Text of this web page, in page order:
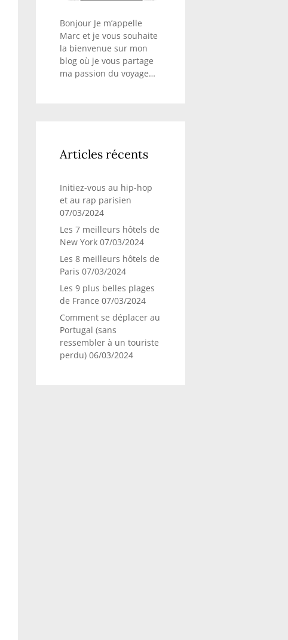
Bonjour Je m’appelle
Marc et je vous souhaite
la bienvenue sur mon
blog où je vous partage
ma passion du voyage…
Articles récents
Initiez-vous au hip-hop
et au rap parisien
07/03/2024
Les 7 meilleurs hôtels de
New York 07/03/2024
Les 8 meilleurs hôtels de
Paris 07/03/2024
Les 9 plus belles plages
de France 07/03/2024
Comment se déplacer au
Portugal (sans
ressembler à un touriste
perdu) 06/03/2024